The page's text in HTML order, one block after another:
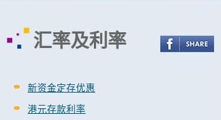
汇率及利率
新资金定存优惠
港元存款利率